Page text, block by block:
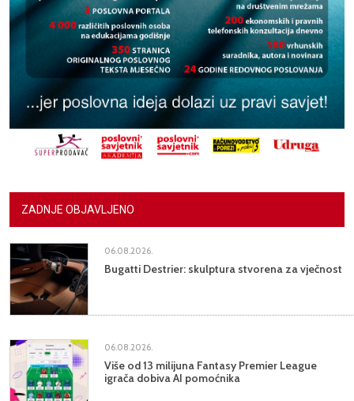
ZADNJE OBJAVLJENO
06.08.2026.
Bugatti Destrier: skulptura stvorena za vječnost
06.08.2026.
Više od 13 milijuna Fantasy Premier League
igrača dobiva AI pomoćnika